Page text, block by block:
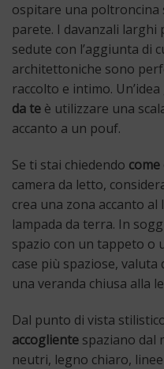
ospitare una poltroncina
parete. I davanzali
sedute con l’aggiunta di
architettoniche sono
raccolto e intimo.
da te è utilizzare una
accanto a un pouf.
Se ti stai chiedendo
camera da letto,
crea una zona accanto
lampada da terra. In
spazio con un tappeto o
case più spaziose, valuta
una veranda chiusa alla
Dal punto di vista
accogliente spaziano dal
neutri, legno chiaro,